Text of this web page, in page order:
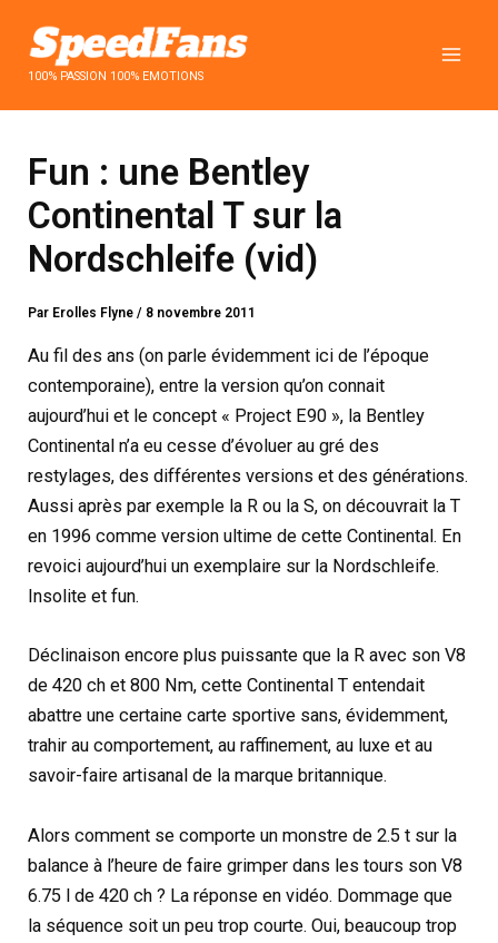
contenu100% PASSION 100% EMOTIONS
Fun : une Bentley
Continental T sur la
Nordschleife (vid)
Par Erolles Flyne/ 8 novembre 2011
Au fil des ans (on parle évidemment ici de l’époque
contemporaine), entre la version qu’on connait
aujourd’hui et le concept « Project E90 », la Bentley
Continental n’a eu cesse d’évoluer au gré des
restylages, des différentes versions et des générations.
Aussi après par exemple la R ou la S, on découvrait la T
en 1996 comme version ultime de cette Continental. En
revoici aujourd’hui un exemplaire sur la Nordschleife.
Insolite et fun.
Déclinaison encore plus puissante que la R avec son V8
de 420 ch et 800 Nm, cette Continental T entendait
abattre une certaine carte sportive sans, évidemment,
trahir au comportement, au raffinement, au luxe et au
savoir-faire artisanal de la marque britannique.
Alors comment se comporte un monstre de 2.5 t sur la
balance à l’heure de faire grimper dans les tours son V8
6.75 l de 420 ch ? La réponse en vidéo. Dommage que
la séquence soit un peu trop courte. Oui, beaucoup trop